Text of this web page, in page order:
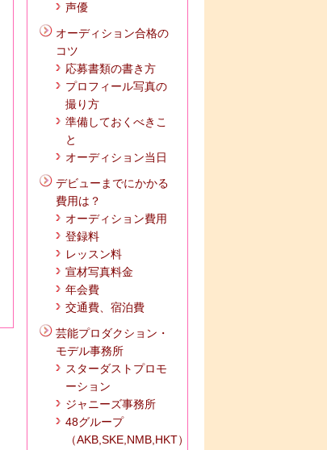
声優
オーディション合格の
コツ
応募書類の書き方
プロフィール写真の
撮り方
準備しておくべきこ
と
オーディション当日
デビューまでにかかる
費用は？
オーディション費用
登録料
レッスン料
宣材写真料金
年会費
交通費、宿泊費
芸能プロダクション・
モデル事務所
スターダストプロモ
ーション
ジャニーズ事務所
48グループ
（AKB,SKE,NMB,HKT）